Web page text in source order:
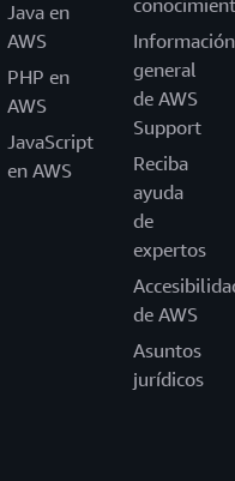
Java en
AWS
PHP en
AWS
JavaScript
en AWS
Información
general
de AWS
Support
Reciba
ayuda
de
expertos
de AWS
Asuntos
jurídicos